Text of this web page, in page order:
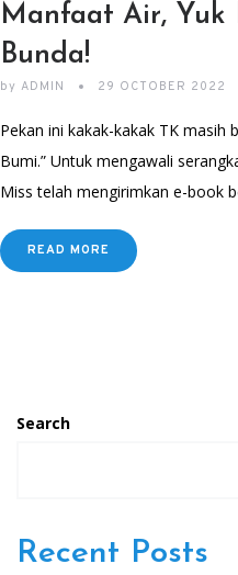
Manfaat Air, Yuk
Bunda!
by ADMIN 29 OCTOBER 2022
Pekan ini kakak-kakak TK masih
Bumi.” Untuk mengawali
Miss telah mengirimkan e-book
READ MORE
Search
Recent Posts